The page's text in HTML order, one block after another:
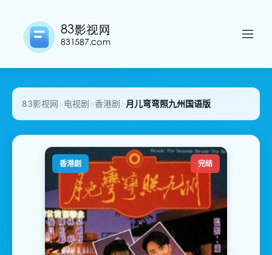
83影视网>电视剧>香港剧> 月儿弯弯照九州国语版
香港剧 完结